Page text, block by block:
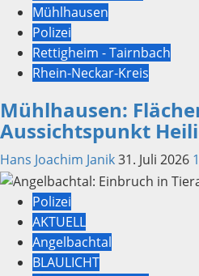
Mühlhausen
Polizei
Rettigheim - Tairnbach
Rhein-Neckar-Kreis
Mühlhausen:
Aussichtspunkt
Hans Joachim Janik31. Juli 2026
Polizei
AKTUELL
Angelbachtal
BLAULICHT